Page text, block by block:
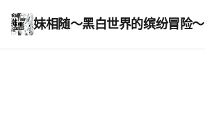
妹相随～黑白世界的缤纷冒险～